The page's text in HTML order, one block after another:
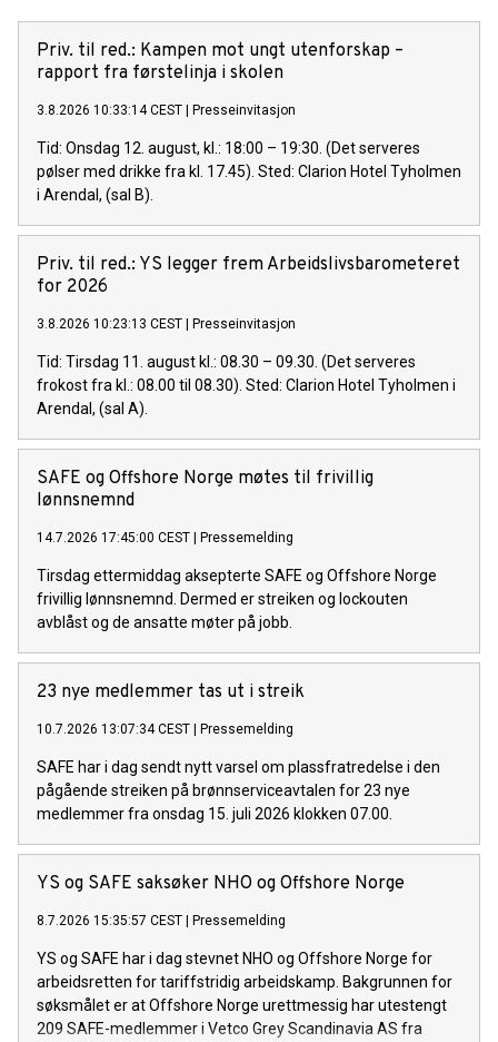
Priv. til red.: Kampen mot ungt utenforskap –
rapport fra førstelinja i skolen
3.8.2026 10:33:14 CEST Presseinvitasjon
Tid: Onsdag 12. august, kl.: 18:00 – 19:30. (Det serveres
pølser med drikke fra kl. 17.45). Sted: Clarion Hotel Tyholmen
i Arendal, (sal B).
Priv. til red.: YS legger frem Arbeidslivsbarometeret
for 2026
3.8.2026 10:23:13 CEST Presseinvitasjon
Tid: Tirsdag 11. august kl.: 08.30 – 09.30. (Det serveres
frokost fra kl.: 08.00 til 08.30). Sted: Clarion Hotel Tyholmen i
Arendal, (sal A).
SAFE og Offshore Norge møtes til frivillig
lønnsnemnd
14.7.2026 17:45:00 CEST Pressemelding
Tirsdag ettermiddag aksepterte SAFE og Offshore Norge
frivillig lønnsnemnd. Dermed er streiken og lockouten
avblåst og de ansatte møter på jobb.
23 nye medlemmer tas ut i streik
10.7.2026 13:07:34 CEST Pressemelding
SAFE har i dag sendt nytt varsel om plassfratredelse i den
pågående streiken på brønnserviceavtalen for 23 nye
medlemmer fra onsdag 15. juli 2026 klokken 07.00.
YS og SAFE saksøker NHO og Offshore Norge
8.7.2026 15:35:57 CEST Pressemelding
YS og SAFE har i dag stevnet NHO og Offshore Norge for
arbeidsretten for tariffstridig arbeidskamp. Bakgrunnen for
søksmålet er at Offshore Norge urettmessig har utestengt
209 SAFE-medlemmer i Vetco Grey Scandinavia AS fra